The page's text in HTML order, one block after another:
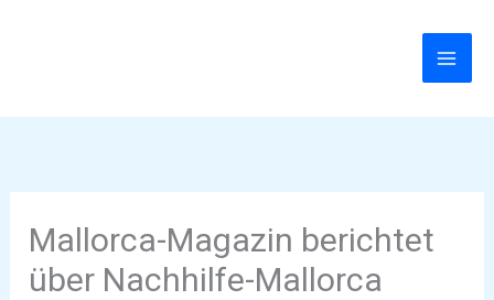
Mallorca-Magazin berichtet
über Nachhilfe-Mallorca